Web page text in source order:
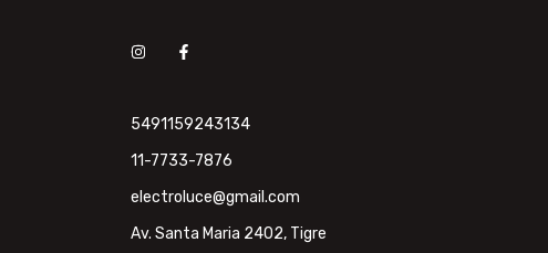
5491159243134
11-7733-7876
electroluce@gmail.com
Av. Santa Maria 2402, Tigre